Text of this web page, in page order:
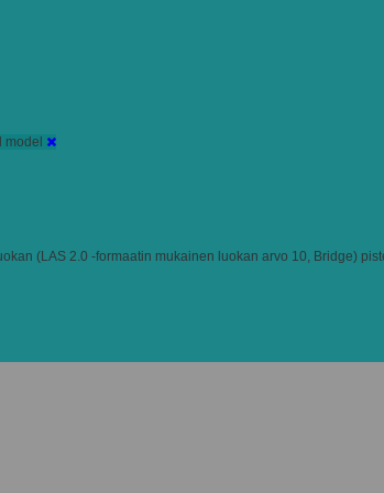
model
(LAS 2.0 -formaatin mukainen luokan arvo 10, Bridge)